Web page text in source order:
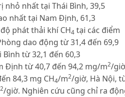
nhỏ nhất tại Thái Bình, 39,5
nhất tại Nam Định, 61,3
phát thải khí CH4 tại các điểm
dao động từ 31,4 đến 69,9
Bình từ 32,1 đến 60,3
Định từ 40,7 đến 94,2 mg/m2/
84,3 mg CH4/m2/giờ, Hà Nội,
2/giờ. Nghiên cứu cũng chỉ ra